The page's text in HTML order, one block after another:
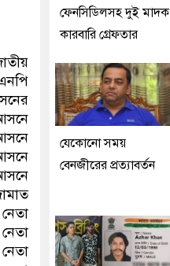
ফেনসিডিলসহ দুই মাদক
কারবারি গ্রেফতার
যেকোনো সময়
বেনজীরের প্রত্যাবর্তন